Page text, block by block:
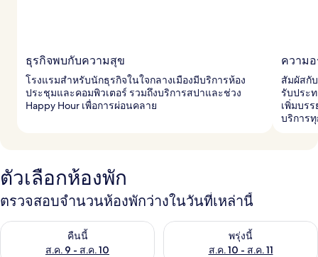
ธุรกิจพบกับความสุข
โรงแรมสำหรับนักธุรกิจในใจกลางเมืองมีบริการห้อง
ประชุมและคอมพิวเตอร์ รวมถึงบริการสปาและช่วง
Happy Hour เพื่อการผ่อนคลาย
ความ
สัมผัสกั
รับประ
เพิ่มบร
บริการ
ตัวเลือกห้องพัก
ตรวจสอบจำนวนห้องพักว่างในวันที่เหล่านี้
คืนนี้
ส.ค. 9 - ส.ค. 10
ตรวจสอบจำนวนห้องพักว่างในคืนนี้ ส.ค. 9 - ส.ค. 10
พรุ่งนี้
ส.ค. 10 - ส.ค. 11
ตรวจสอบจำนวนห้องพักว่างใน